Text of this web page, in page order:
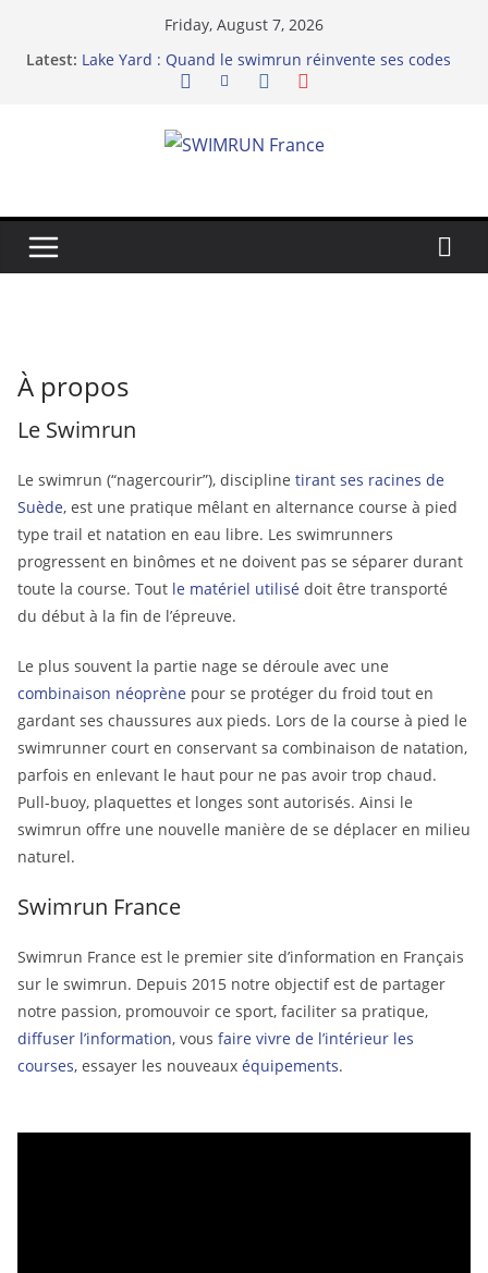
Friday, August 7, 2026
Latest: Lake Yard : Quand le swimrun réinvente ses codes
au bord du lac de Vaivre
richesse du swimrun
Swimrun Réunion 2025 : Prolongez la Saison
Le Dix-neuvième Archipel
À propos
Le Swimrun
Le swimrun (“nagercourir”), discipline tirant ses racines de
Suède, est une pratique mêlant en alternance course à pied
type trail et natation en eau libre. Les swimrunners
progressent en binômes et ne doivent pas se séparer durant
toute la course. Tout le matériel utilisé doit être transporté
du début à la fin de l’épreuve.
Le plus souvent la partie nage se déroule avec une
combinaison néoprène pour se protéger du froid tout en
gardant ses chaussures aux pieds. Lors de la course à pied le
swimrunner court en conservant sa combinaison de natation,
parfois en enlevant le haut pour ne pas avoir trop chaud.
Pull-buoy, plaquettes et longes sont autorisés. Ainsi le
swimrun offre une nouvelle manière de se déplacer en milieu
naturel.
Swimrun France
Swimrun France est le premier site d’information en Français
sur le swimrun. Depuis 2015 notre objectif est de partager
notre passion, promouvoir ce sport, faciliter sa pratique,
diffuser l’information, vous faire vivre de l’intérieur les
courses, essayer les nouveaux équipements.